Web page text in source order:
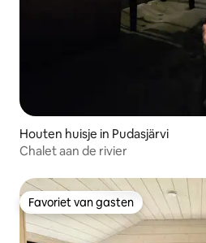
Houten huisje in Pudasjärvi
Chalet aan de rivier
Favoriet van gasten
Favoriet van gasten